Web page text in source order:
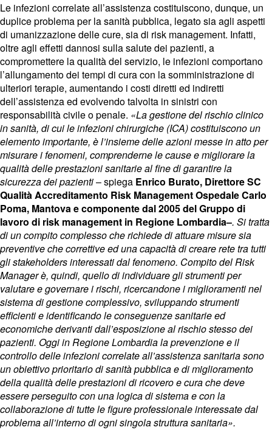
Le infezioni correlate all’assistenza costituiscono, dunque, un
duplice problema per la sanità pubblica, legato sia agli aspetti
di umanizzazione delle cure, sia di risk management. Infatti,
oltre agli effetti dannosi sulla salute dei pazienti, a
compromettere la qualità del servizio, le infezioni comportano
l’allungamento dei tempi di cura con la somministrazione di
ulteriori terapie, aumentando i costi diretti ed indiretti
dell’assistenza ed evolvendo talvolta in sinistri con
responsabilità civile o penale. «La gestione del rischio clinico
in sanità, di cui le infezioni chirurgiche (ICA) costituiscono un
elemento importante, è l’insieme delle azioni messe in atto per
misurare i fenomeni, comprenderne le cause e migliorare la
qualità delle prestazioni sanitarie al fine di garantire la
sicurezza dei pazienti– spiega Enrico Burato, Direttore SC
Qualità Accreditamento Risk Management Ospedale Carlo
Poma, Mantova e componente dal 2005 del Gruppo di
lavoro di risk management in Regione Lombardia–. Si tratta
di un compito complesso che richiede di attuare misure sia
preventive che correttive ed una capacità di creare rete tra tutti
gli stakeholders interessati dal fenomeno. Compito del Risk
Manager è, quindi, quello di individuare gli strumenti per
valutare e governare i rischi, ricercandone i miglioramenti nel
sistema di gestione complessivo, sviluppando strumenti
efficienti e identificando le conseguenze sanitarie ed
economiche derivanti dall’esposizione al rischio stesso dei
pazienti. Oggi in Regione Lombardia la prevenzione e il
controllo delle infezioni correlate all’assistenza sanitaria sono
un obiettivo prioritario di sanità pubblica e di miglioramento
della qualità delle prestazioni di ricovero e cura che deve
essere perseguito con una logica di sistema e con la
collaborazione di tutte le figure professionale interessate dal
problema all’interno di ogni singola struttura sanitaria».